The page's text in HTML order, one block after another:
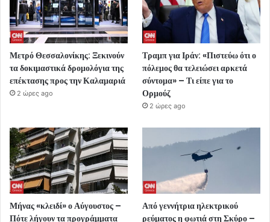
Μετρό Θεσσαλονίκης: Ξεκινούν
τα δοκιμαστικά δρομολόγια της
επέκτασης προς την Καλαμαριά
2 ώρες ago
Τραμπ για Ιράν: «Πιστεύω ότι ο
πόλεμος θα τελειώσει αρκετά
σύντομα» – Τι είπε για το
Ορμούζ
2 ώρες ago
Μήνας «κλειδί» ο Αύγουστος –
Πότε λήγουν τα προγράμματα
Από γεννήτρια ηλεκτρικού
ρεύματος η φωτιά στη Σκύρο –